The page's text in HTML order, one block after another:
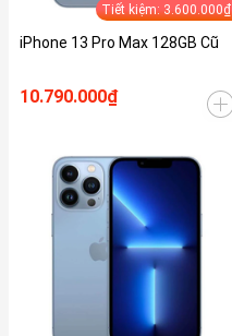
Tiết kiệm: 3.600.000₫
iPhone 13 Pro Max 128GB Cũ
10.790.000₫